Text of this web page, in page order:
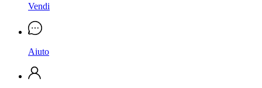
Vendi
Aiuto